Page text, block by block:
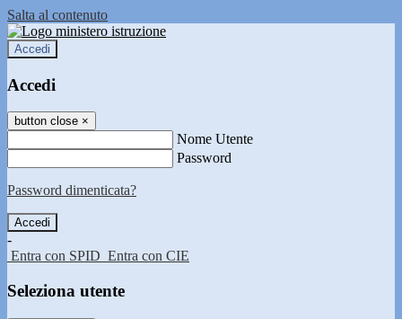
Salta al contenuto
Accedi
Accedi
button close ×
Nome Utente
Password
Password dimenticata?
-
Entra con SPID Entra con CIE
Seleziona utente